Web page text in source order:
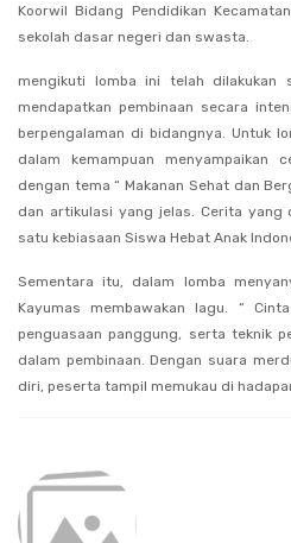
Koorwil Bidang Pendidikan
sekolah dasar negeri dan swasta.
mengikuti lomba ini telah dilakukan
mendapatkan pembinaan secara
berpengalaman di bidangnya. Untuk
dalam kemampuan
dengan tema “ Makanan Sehat dan
dan artikulasi yang jelas. Cerita yang
satu kebiasaan Siswa Hebat Anak
Sementara itu, dalam lomba
Kayumas membawakan lagu. “
penguasaan panggung, serta teknik
dalam pembinaan. Dengan suara
diri, peserta tampil memukau di